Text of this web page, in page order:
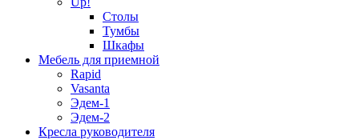
Столы
Тумбы
Шкафы
Мебель для приемной
Rapid
Vasanta
Эдем-1
Эдем-2
Кресла руководителя